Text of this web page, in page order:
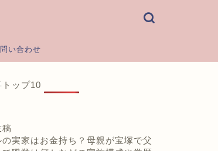
問い合わせ
トップ10
の実家はお金持ち？母親が宝塚で父